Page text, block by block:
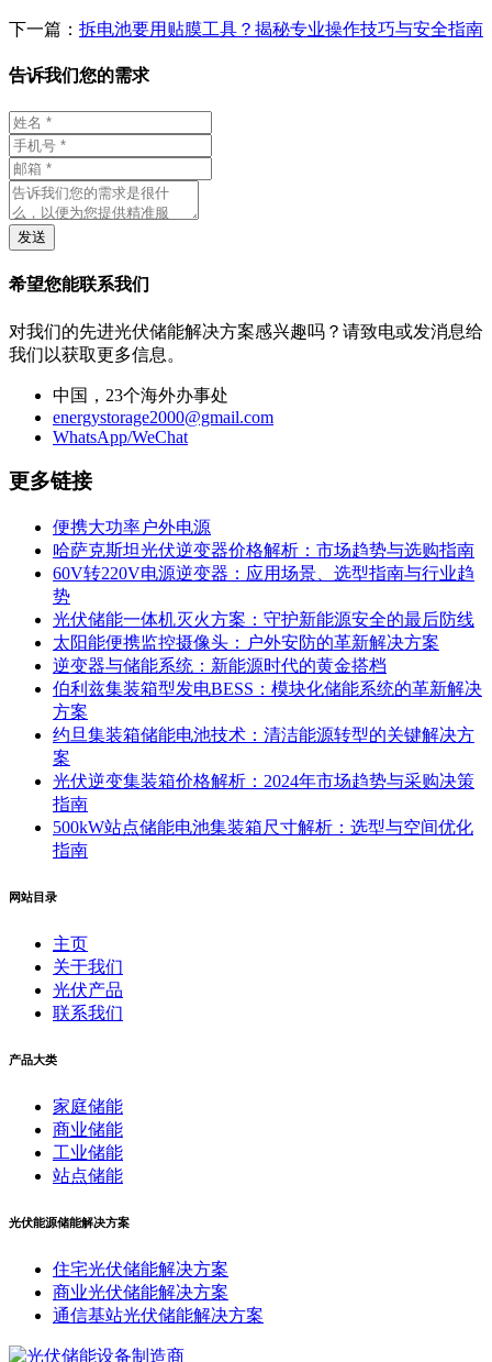
下一篇： 拆电池要用贴膜工具？揭秘专业操作技巧与安全指南
告诉我们您的需求
发送
希望您能联系我们
对我们的先进光伏储能解决方案感兴趣吗？请致电或发消息给
我们以获取更多信息。
中国，23个海外办事处
energystorage2000@gmail.com
WhatsApp/WeChat
更多链接
便携大功率户外电源
哈萨克斯坦光伏逆变器价格解析：市场趋势与选购指南
60V转220V电源逆变器：应用场景、选型指南与行业趋
势
光伏储能一体机灭火方案：守护新能源安全的最后防线
太阳能便携监控摄像头：户外安防的革新解决方案
逆变器与储能系统：新能源时代的黄金搭档
伯利兹集装箱型发电BESS：模块化储能系统的革新解决
方案
约旦集装箱储能电池技术：清洁能源转型的关键解决方
案
光伏逆变集装箱价格解析：2024年市场趋势与采购决策
指南
500kW站点储能电池集装箱尺寸解析：选型与空间优化
指南
网站目录
主页
关于我们
光伏产品
联系我们
产品大类
家庭储能
商业储能
工业储能
站点储能
光伏能源储能解决方案
住宅光伏储能解决方案
商业光伏储能解决方案
通信基站光伏储能解决方案